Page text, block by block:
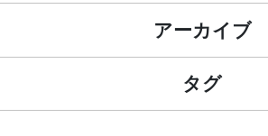
アーカイブ
タグ